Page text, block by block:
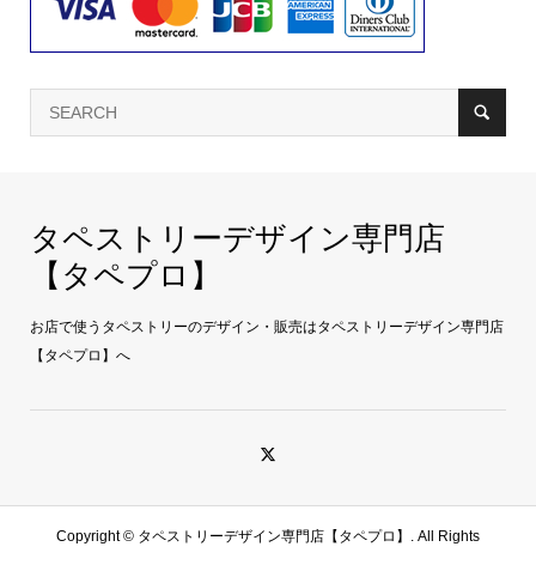
タペストリーデザイン専門店
【タペプロ】
お店で使うタペストリーのデザイン・販売はタペストリーデザイン専門店
【タペプロ】へ
Copyright © タペストリーデザイン専門店【タペプロ】. All Rights